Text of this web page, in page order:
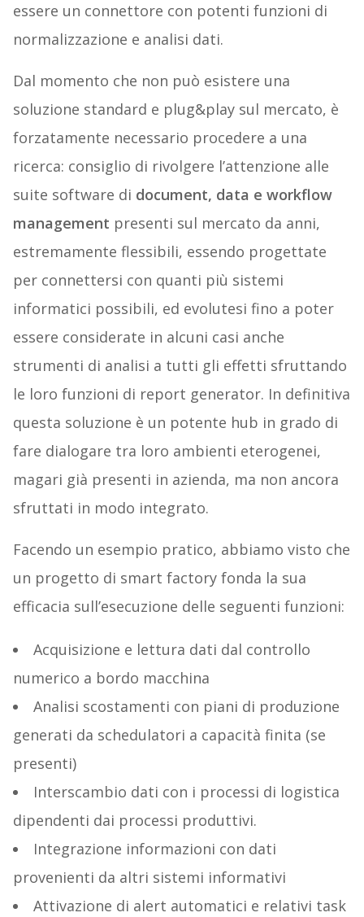
essere un connettore con potenti funzioni di
normalizzazione e analisi dati.
Dal momento che non può esistere una
soluzione standard e plug&play sul mercato, è
forzatamente necessario procedere a una
ricerca: consiglio di rivolgere l’attenzione alle
suite software di document, data e workflow
management presenti sul mercato da anni,
estremamente flessibili, essendo progettate
per connettersi con quanti più sistemi
informatici possibili, ed evolutesi fino a poter
essere considerate in alcuni casi anche
strumenti di analisi a tutti gli effetti sfruttando
le loro funzioni di report generator. In definitiva
questa soluzione è un potente hub in grado di
fare dialogare tra loro ambienti eterogenei,
magari già presenti in azienda, ma non ancora
sfruttati in modo integrato.
Facendo un esempio pratico, abbiamo visto che
un progetto di smart factory fonda la sua
efficacia sull’esecuzione delle seguenti funzioni:
Acquisizione e lettura dati dal controllo
numerico a bordo macchina
Analisi scostamenti con piani di produzione
generati da schedulatori a capacità finita (se
presenti)
Interscambio dati con i processi di logistica
dipendenti dai processi produttivi.
Integrazione informazioni con dati
provenienti da altri sistemi informativi
Attivazione di alert automatici e relativi task